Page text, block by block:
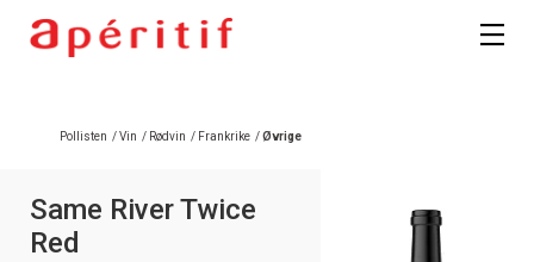
Pollisten /Vin / Rødvin / Frankrike /Øvrige
Same River Twice
Red